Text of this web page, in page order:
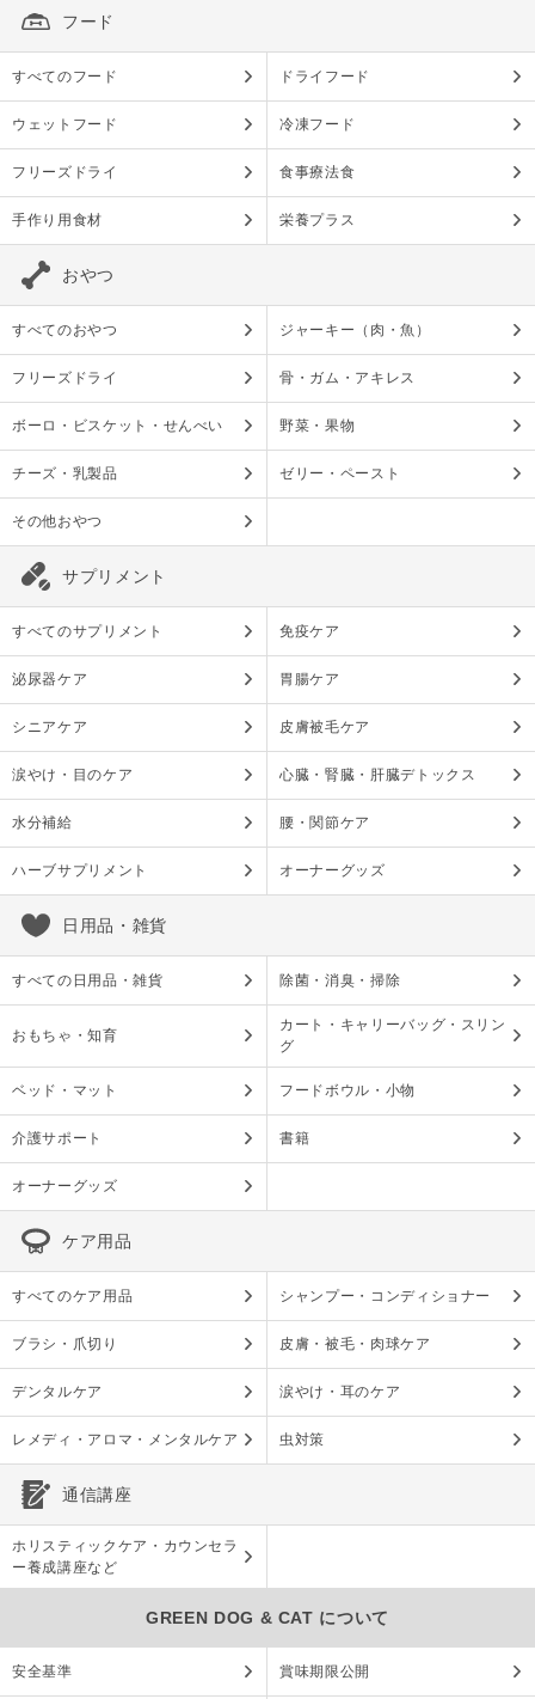
フード
すべてのフード ドライフード
ウェットフード 冷凍フード
フリーズドライ 食事療法食
手作り用食材 栄養プラス
おやつ
すべてのおやつ ジャーキー（肉・魚）
フリーズドライ 骨・ガム・アキレス
ボーロ・ビスケット・せんべい 野菜・果物
チーズ・乳製品 ゼリー・ペースト
その他おやつ
サプリメント
すべてのサプリメント 免疫ケア
泌尿器ケア 胃腸ケア
シニアケア 皮膚被毛ケア
涙やけ・目のケア 心臓・腎臓・肝臓デトックス
水分補給 腰・関節ケア
ハーブサプリメント オーナーグッズ
日用品・雑貨
すべての日用品・雑貨 除菌・消臭・掃除
おもちゃ・知育
カート・キャリーバッグ・スリン
グ
ベッド・マット フードボウル・小物
介護サポート 書籍
オーナーグッズ
ケア用品
すべてのケア用品 シャンプー・コンディショナー
ブラシ・爪切り 皮膚・被毛・肉球ケア
デンタルケア 涙やけ・耳のケア
レメディ・アロマ・メンタルケア 虫対策
通信講座
ホリスティックケア・カウンセラ
ー養成講座など
GREEN DOG & CAT について
安全基準 賞味期限公開